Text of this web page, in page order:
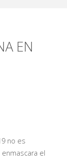
EN
no es
el